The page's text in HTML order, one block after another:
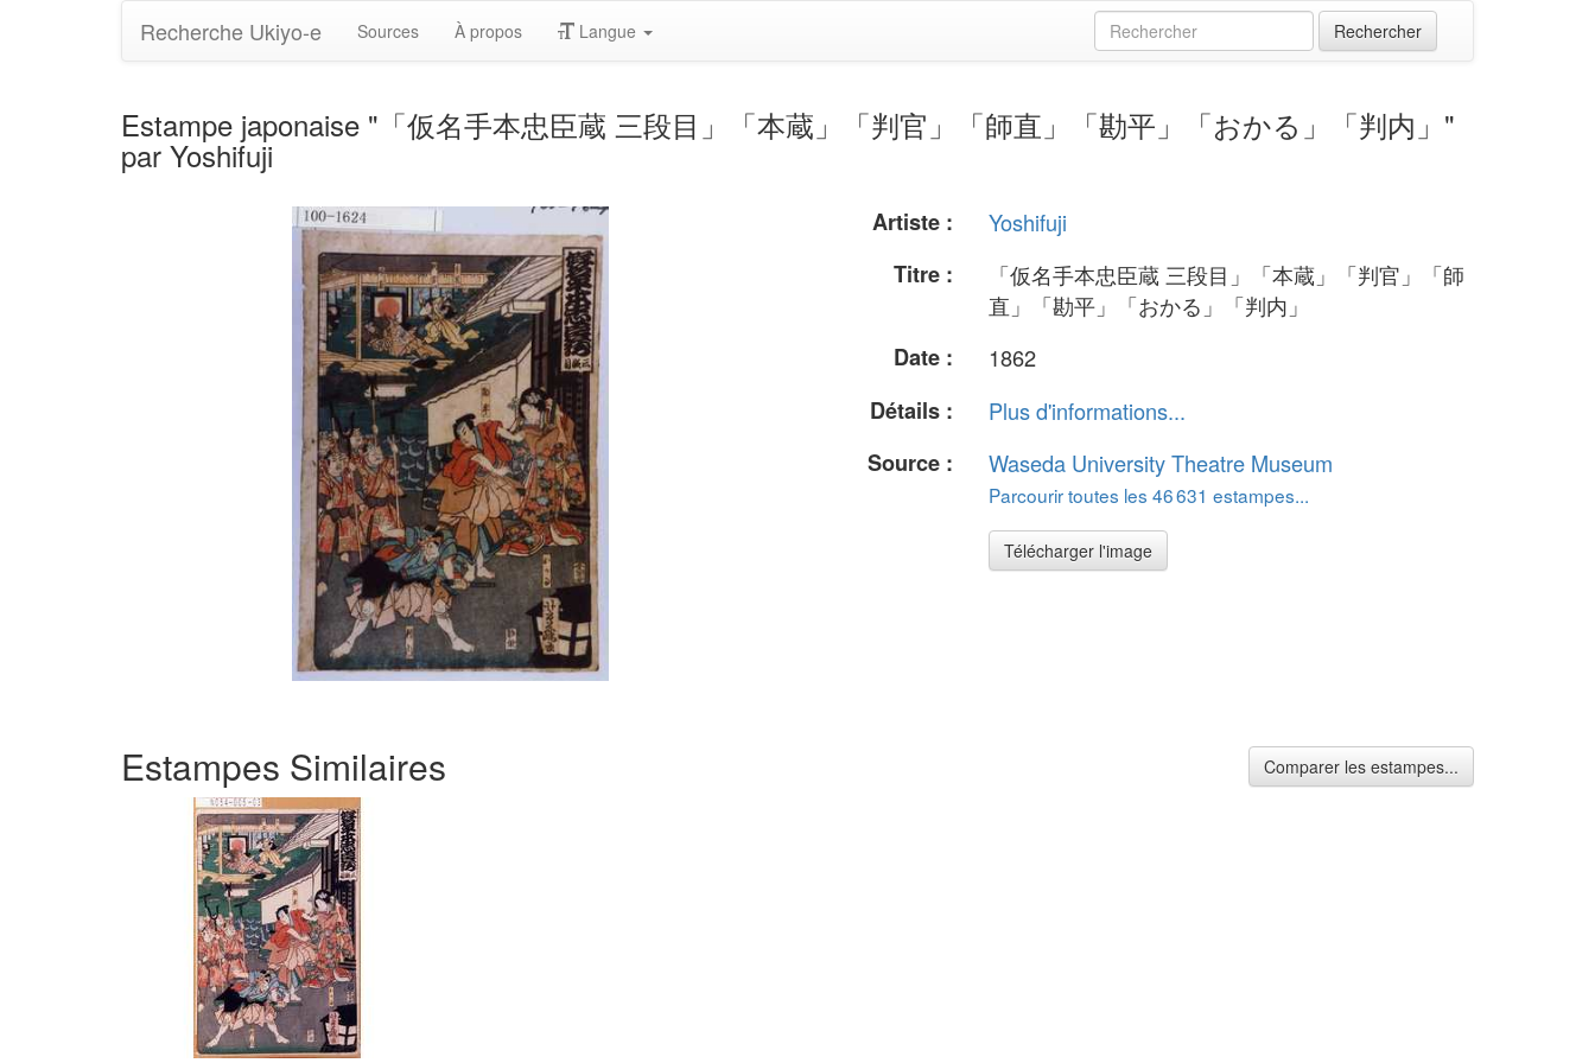
Recherche Ukiyo-e Sources À propos Langue
Estampe japonaise "「仮名手本忠臣蔵 三段目」「本蔵」「判官」「師直」「勘平」「おかる」「判内」"
par Yoshifuji
Artiste :
Yoshifuji
Titre :
「仮名手本忠臣蔵 三段目」「本蔵」「判官」「師
直」「勘平」「おかる」「判内」
Date :
1862
Détails :
Plus d'informations...
Source :
Waseda University Theatre Museum
Parcourir toutes les 46 631 estampes...
Télécharger l'image
Estampes Similaires Comparer les estampes...